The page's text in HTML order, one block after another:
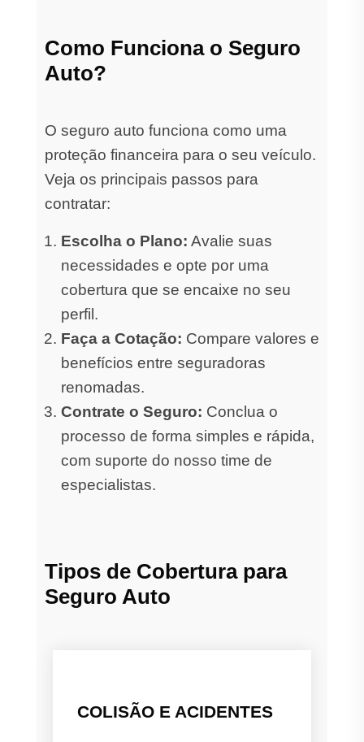
Como Funciona o Seguro
Auto?
O seguro auto funciona como uma
proteção financeira para o seu veículo.
Veja os principais passos para
contratar:
Escolha o Plano: Avalie suas
necessidades e opte por uma
cobertura que se encaixe no seu
perfil.
Faça a Cotação: Compare valores e
benefícios entre seguradoras
renomadas.
Contrate o Seguro: Conclua o
processo de forma simples e rápida,
com suporte do nosso time de
especialistas.
Tipos de Cobertura para
Seguro Auto
COLISÃO E ACIDENTES